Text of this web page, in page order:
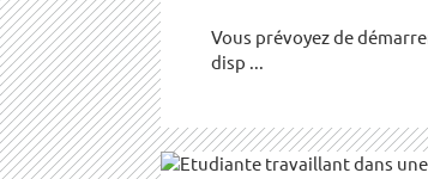
Vous prévoyez de
disp ...